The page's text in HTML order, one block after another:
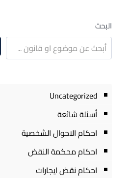
البحث
Uncategorized
أسئلة شائعة
احكام الاحوال الشخصية
احكام محكمة النقض
احكام نقض ايجارات